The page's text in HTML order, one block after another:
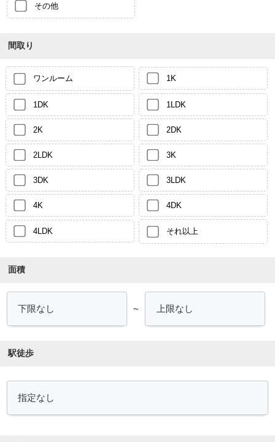
その他
間取り
ワンルーム 1K
1DK 1LDK
2K 2DK
2LDK 3K
3DK 3LDK
4K 4DK
4LDK それ以上
面積
～
駅徒歩